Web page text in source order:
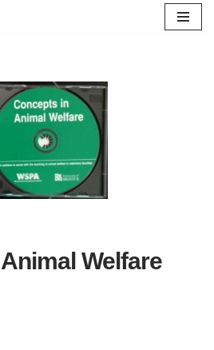
Welfare